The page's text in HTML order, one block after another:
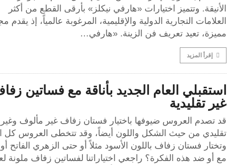
الأنيقة. وتتميز اختيارات «هارفي نيكلز» بأرقى القطع من أكثر
العلامات التجارية الدولية والإقليمية، المرغوبة عالمياً، إذ يقدم
مميزة، تعيد تعريف فن الزينة. «هارفي…
إقرأ المزيد
استقبلي العام الجديد بأناقة مع فساتين
غير تقليدية
قد تصدم العروس ضيوفها باختيار فستان زفاف غير مألوف وغير
تقليدي من حيث الشكل واللون أيضاً، وقد تتخطى العروس كل
وتختار فستان زفاف باللون الأسود مثلاً أو حتى الزهري الفاتح أو
مع أو ضد هذه الفكرة؟ راجعي اختياراتنا لفساتين زفاف ملونة